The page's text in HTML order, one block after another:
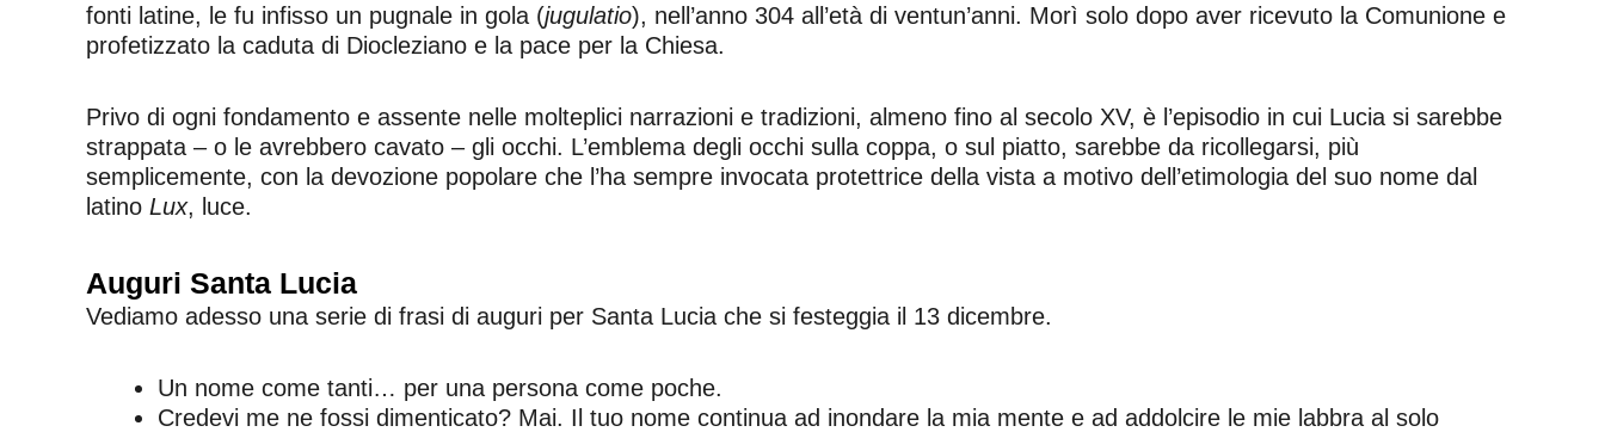
fonti latine, le fu infisso un pugnale in gola (jugulatio), nell’anno 304 all’età di ventun’anni. Morì solo dopo aver ricevuto la Comunione e
profetizzato la caduta di Diocleziano e la pace per la Chiesa.
Privo di ogni fondamento e assente nelle molteplici narrazioni e tradizioni, almeno fino al secolo XV, è l’episodio in cui Lucia si sarebbe
strappata – o le avrebbero cavato – gli occhi. L’emblema degli occhi sulla coppa, o sul piatto, sarebbe da ricollegarsi, più
semplicemente, con la devozione popolare che l’ha sempre invocata protettrice della vista a motivo dell’etimologia del suo nome dal
latino Lux, luce.
Auguri Santa Lucia
Vediamo adesso una serie di frasi di auguri per Santa Lucia che si festeggia il 13 dicembre.
Un nome come tanti… per una persona come poche.
Credevi me ne fossi dimenticato? Mai. Il tuo nome continua ad inondare la mia mente e ad addolcire le mie labbra al solo